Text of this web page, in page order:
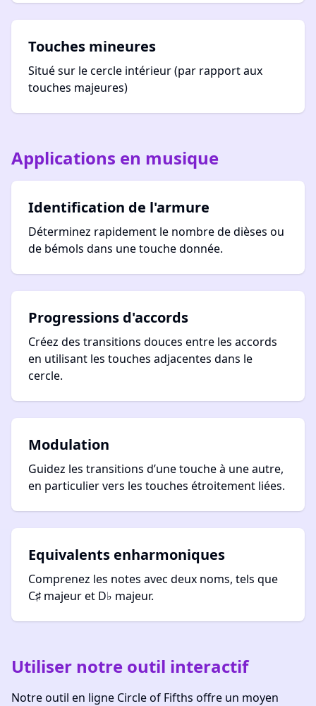
Touches mineures
Situé sur le cercle intérieur (par rapport aux
touches majeures)
Applications en musique
Identification de l'armure
Déterminez rapidement le nombre de dièses ou
de bémols dans une touche donnée.
Progressions d'accords
Créez des transitions douces entre les accords
en utilisant les touches adjacentes dans le
cercle.
Modulation
Guidez les transitions d’une touche à une autre,
en particulier vers les touches étroitement liées.
Equivalents enharmoniques
Comprenez les notes avec deux noms, tels que
C♯ majeur et D♭ majeur.
Utiliser notre outil interactif
Notre outil en ligne Circle of Fifths offre un moyen